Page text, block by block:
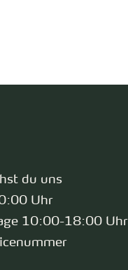
du uns
Uhr
10:00-18:00 Uhr